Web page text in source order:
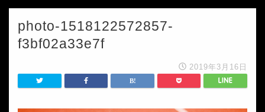
photo-1518122572857-
f3bf02a33e7f
2019年3月16日